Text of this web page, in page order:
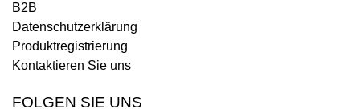
B2B
Datenschutzerklärung
Produktregistrierung
Kontaktieren Sie uns
FOLGEN SIE UNS